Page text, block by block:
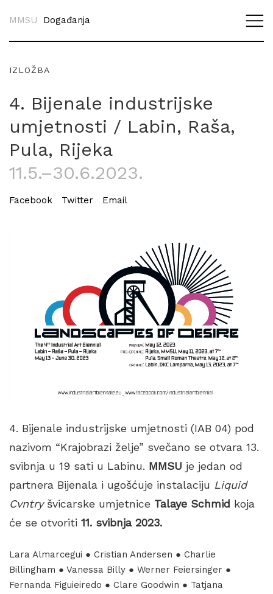
MMSU Događanja
IZLOŽBA
4. Bijenale industrijske
umjetnosti / Labin, Raša,
Pula, Rijeka
11.5.–30.6.2023.
Facebook Twitter Email
4. Bijenale industrijske umjetnosti (IAB 04) pod
nazivom “Krajobrazi želje” svečano se otvara 13.
svibnja u 19 sati u Labinu. MMSU je jedan od
partnera Bijenala i ugošćuje instalaciju Liquid
Cvntryšvicarske umjetnice Talaye Schmid koja
će se otvoriti 11. svibnja 2023.
Lara Almarcegui ● Cristian Andersen ● Charlie
Billingham ● Vanessa Billy ● Werner Feiersinger ●
Fernanda Figuieiredo ● Clare Goodwin ● Tatjana